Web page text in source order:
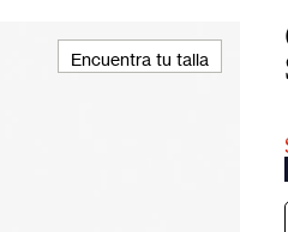
Encuentra tu talla